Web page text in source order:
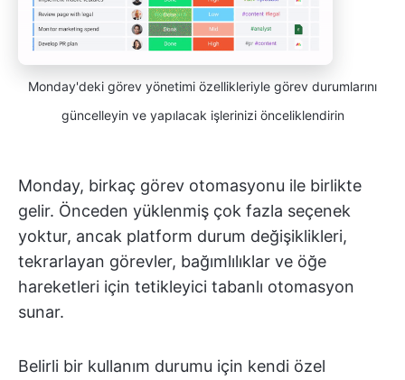
Monday'deki görev yönetimi özellikleriyle görev durumlarını
güncelleyin ve yapılacak işlerinizi önceliklendirin
Monday, birkaç görev otomasyonu ile birlikte
gelir. Önceden yüklenmiş çok fazla seçenek
yoktur, ancak platform durum değişiklikleri,
tekrarlayan görevler, bağımlılıklar ve öğe
hareketleri için tetikleyici tabanlı otomasyon
sunar.
Belirli bir kullanım durumu için kendi özel